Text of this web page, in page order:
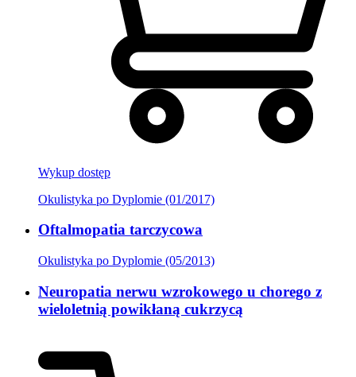
Wykup dostęp
Okulistyka po Dyplomie (01/2017)
Oftalmopatia tarczycowa
Okulistyka po Dyplomie (05/2013)
Neuropatia nerwu wzrokowego u chorego z
wieloletnią powikłaną cukrzycą